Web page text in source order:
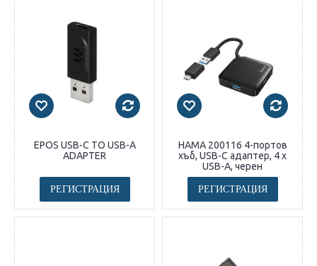
EPOS USB-C TO USB-A
ADAPTER
РЕГИСТРАЦИЯ
HAMA 200116 4-портов
хъб, USB-C адаптер, 4 х
USB-A, черен
РЕГИСТРАЦИЯ